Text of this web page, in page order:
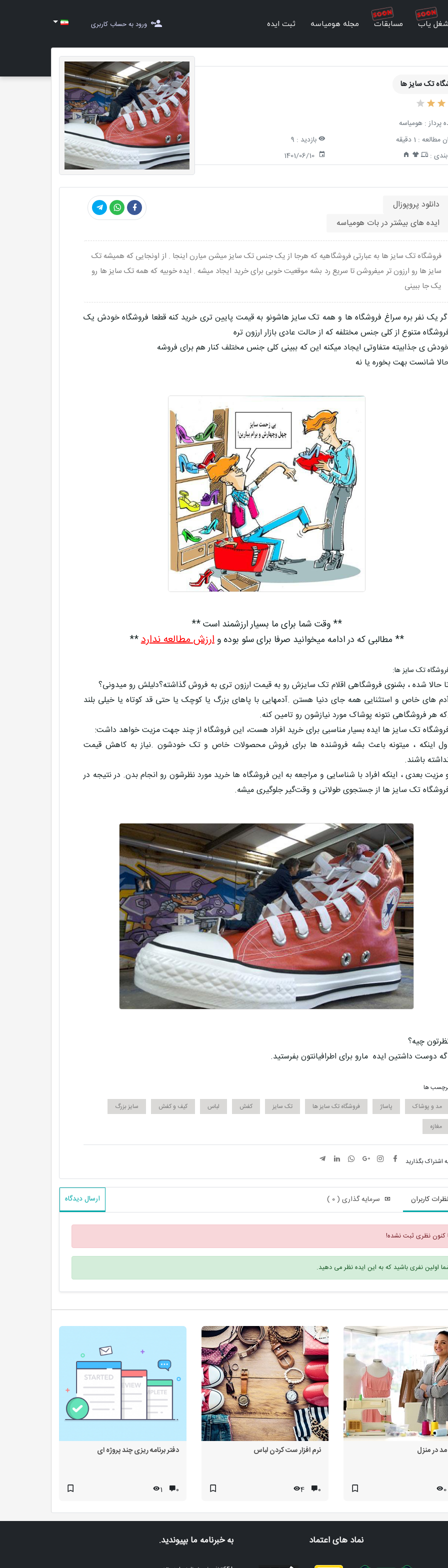
شغل یاب مسابقات مجله هومیاسه ثبت ایده ورود به حساب کاربری
تک سایز ها
پرداز : هومیاسه
مطالعه : 1 دقیقه بازدید : 9
:
1401/06/10
دانلود پروپوزال
ایده های بیشتر در بات هومیاسه
فروشگاه تک سایز ها به عبارتی فروشگاهیه که هرجا از یک جنس تک سایز میشن میارن اینجا . از اونجایی که همیشه تک
سایز ها رو ارزون تر میفروشن تا سریع رد بشه موقعیت خوبی برای خرید ایجاد میشه . ایده خوبیه که همه تک سایز ها رو
یک جا ببینی
یک نفر بره سراغ فروشگاه ها و همه تک سایز هاشونو به قیمت پایین تری خرید کنه قطعا فروشگاه خودش یک
متنوع از کلی جنس مختلفه که از حالت عادی بازار ارزون تره
ی جذابیته متفاوتی ایجاد میکنه این که ببینی کلی جنس مختلف کنار هم برای فروشه
شانست بهت بخوره یا نه
** وقت شما برای ما بسیار ارزشمند است **
** مطالبی که در ادامه میخوانید صرفا برای سئو بوده وارزش مطالعه ندارد**
تک سایز ها:
حالا شده ، بشنوی فروشگاهی اقلام تک سایزش رو به قیمت ارزون تری به فروش گذاشته؟دلیلش رو میدونی؟
های خاص و استثنایی همه جای دنیا هستن .آدمهایی با پاهای بزرگ یا کوچک یا حتی قد کوتاه یا خیلی بلند
.که هر فروشگاهی نتونه پوشاک مورد نیازشون رو تامین کنه.
تک سایز ها ایده بسیار مناسبی برای خرید افراد هست، این فروشگاه از چند جهت مزیت خواهد داشت:
اینکه ، میتونه باعث بشه فروشنده ها برای فروش محصولات خاص و تک خودشون .نیاز به کاهش قیمت
باشند.
مزیت بعدی ، اینکه افراد با شناسایی و مراجعه به این فروشگاه ها خرید مورد نظرشون رو انجام بدن. در نتیجه در
تک سایز ها از جستجوی طولانی و وقت‌گیر جلوگیری میشه.
چیه؟
دوست داشتین ایده مارو برای اطرافیانتون بفرستید.
ها
مد و پوشاک
پاساژ فروشگاه تک سایز ها تک سایز کفش لباس کیف و کفش
سایز بزرگ
مغازه
اشتراک بگذارید
نظرات کاربران سرمایه گذاری ( 0 ) ارسال دیدگاه
کنون نظری ثبت نشده!
اولین نفری باشید که به این ایده نظر می دهید.
در منزل
0
نرم افزار ست کردن لباس
۰ 4
دفتر برنامه ریزی چند پروژه ای
۰ 1
نماد های اعتماد به خبرنامه ما بپیوندید.